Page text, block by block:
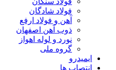
فولاد شادگان
آهن و فولاد ارفع
ذوب آهن اصفهان
نورد و لوله اهواز
گروه ملی
ایمیدرو
انتصاب ها